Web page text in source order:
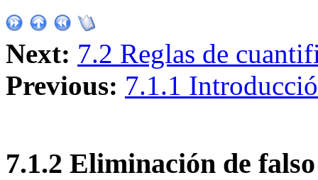
Next: 7.2 Reglas de
Previous: 7.1.1
7.1.2 Eliminación de falso